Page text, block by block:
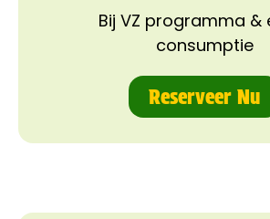
Bij VZ programma &
consumptie
Reserveer Nu